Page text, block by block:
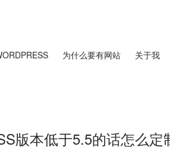
为什么要有网站 关于我
版本低于5.5的话怎么定